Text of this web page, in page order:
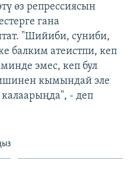
өз репрессиясын
гана
"Шийиби, суниби,
балким атеистпи, кеп
эмес, кеп бул
кымындай эле
калаарыңда", - деп